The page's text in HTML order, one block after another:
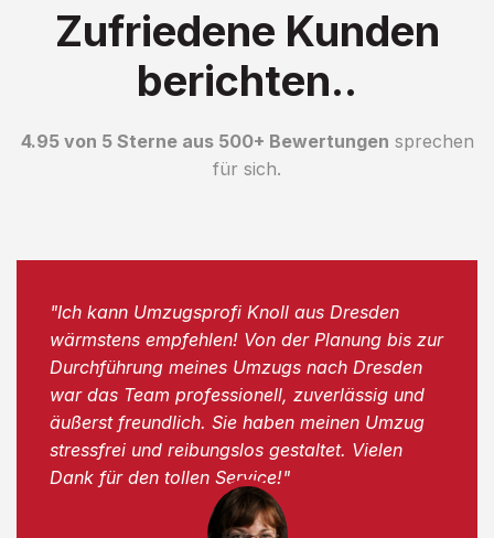
Zufriedene Kunden
berichten..
4.95 von 5 Sterne aus 500+ Bewertungen sprechen
für sich.
"Ich kann Umzugsprofi Knoll aus Dresden
wärmstens empfehlen! Von der Planung bis zur
Durchführung meines Umzugs nach Dresden
war das Team professionell, zuverlässig und
äußerst freundlich. Sie haben meinen Umzug
stressfrei und reibungslos gestaltet. Vielen
Dank für den tollen Service!"